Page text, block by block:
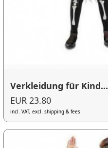
Verkleidung für Kind...
EUR 23.80
incl. VAT, excl. shipping & fees